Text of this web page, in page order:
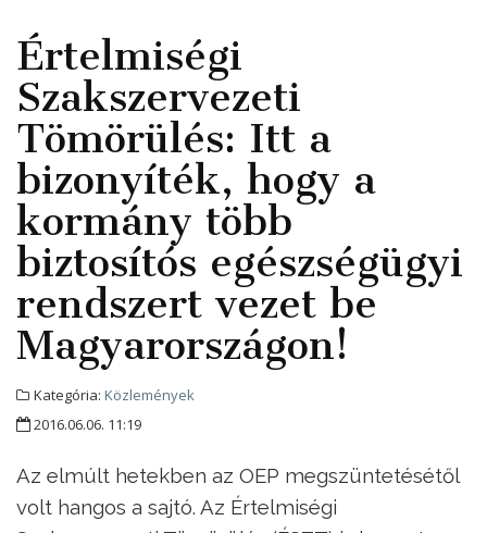
Értelmiségi
Szakszervezeti
Tömörülés: Itt a
bizonyíték, hogy a
kormány több
biztosítós egészségügyi
rendszert vezet be
Magyarországon!
Kategória: Közlemények
2016.06.06. 11:19
Az elmúlt hetekben az OEP megszüntetésétől
volt hangos a sajtó. Az Értelmiségi